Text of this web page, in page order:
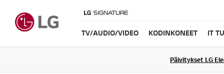
TV/AUDIO/VIDEO KODINKONEET IT
Päivitykset LG